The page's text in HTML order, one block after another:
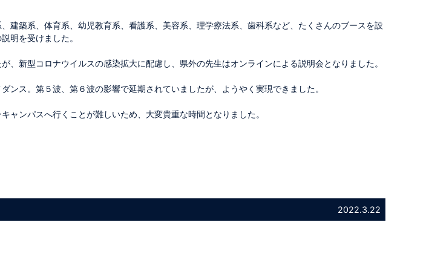
建築系、体育系、幼児教育系、看護系、美容系、理学療法系、歯科系など、たくさんのブースを設
明を受けました。
、新型コロナウイルスの感染拡大に配慮し、県外の先生はオンラインによる説明会となりました。
ンス。第５波、第６波の影響で延期されていましたが、ようやく実現できました。
ャンパスへ行くことが難しいため、大変貴重な時間となりました。
2022.3.22